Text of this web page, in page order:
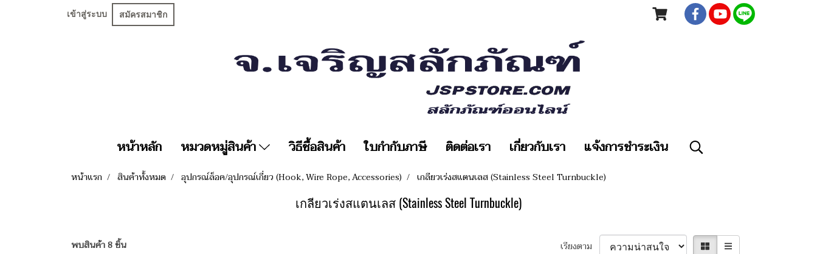
เข้าสู่ระบบ สมัครสมาชิก
หน้าหลัก หมวดหมู่สินค้า วิธีซื้อสินค้า ใบกำกับภาษี ติดต่อเรา เกี่ยวกับเรา แจ้งการชำระเงิน
หน้าแรก สินค้าทั้งหมด อุปกรณ์ล็อค/อุปกรณ์เกี่ยว (Hook, Wire Rope, Accessories) เกลียวเร่งสแตนเลส (Stainless Steel Turnbuckle)
เกลียวเร่งสแตนเลส (Stainless Steel Turnbuckle)
พบสินค้า 8 ชิ้น เรียงตาม